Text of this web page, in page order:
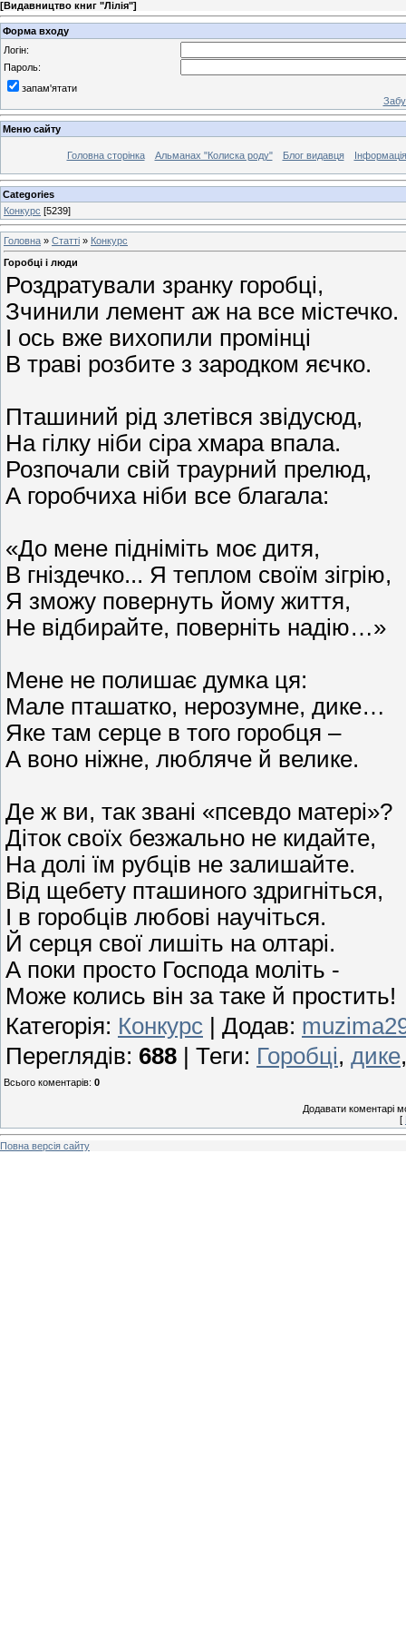
[Видавництво книг "Лілія"]
Форма входу
Логін:
Пароль:
запам'ятати
Меню сайту
Головна сторінка Альманах "Колиска роду" Блог видавця Інформація
Categories
Конкурс [5239]
Головна » Статті » Конкурс
Горобці і люди
Роздратували зранку горобці,
Зчинили лемент аж на все містечко.
І ось вже вихопили промінці
В траві розбите з зародком яєчко.
Пташиний рід злетівся звідусюд,
На гілку ніби сіра хмара впала.
Розпочали свій траурний прелюд,
А горобчиха ніби все благала:
«До мене підніміть моє дитя,
В гніздечко... Я теплом своїм зігрію,
Я зможу повернуть йому життя,
Не відбирайте, поверніть надію…»
Мене не полишає думка ця:
Мале пташатко, нерозумне, дике…
Яке там серце в того горобця –
А воно ніжне, любляче й велике.
Де ж ви, так звані «псевдо матері»?
Діток своїх безжально не кидайте,
На долі їм рубців не залишайте.
Від щебету пташиного здригніться,
І в горобців любові научіться.
Й серця свої лишіть на олтарі.
А поки просто Господа моліть -
Може колись він за таке й простить!
Категорія: Конкурс Додав:
Переглядів: 688 Теги: Горобці, дике
Всього коментарів: 0
Додавати коментарі
[
Повна версія сайту